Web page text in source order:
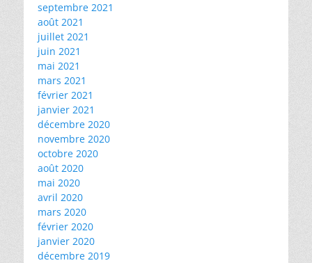
septembre 2021
août 2021
juillet 2021
juin 2021
mai 2021
mars 2021
février 2021
janvier 2021
décembre 2020
novembre 2020
octobre 2020
août 2020
mai 2020
avril 2020
mars 2020
février 2020
janvier 2020
décembre 2019